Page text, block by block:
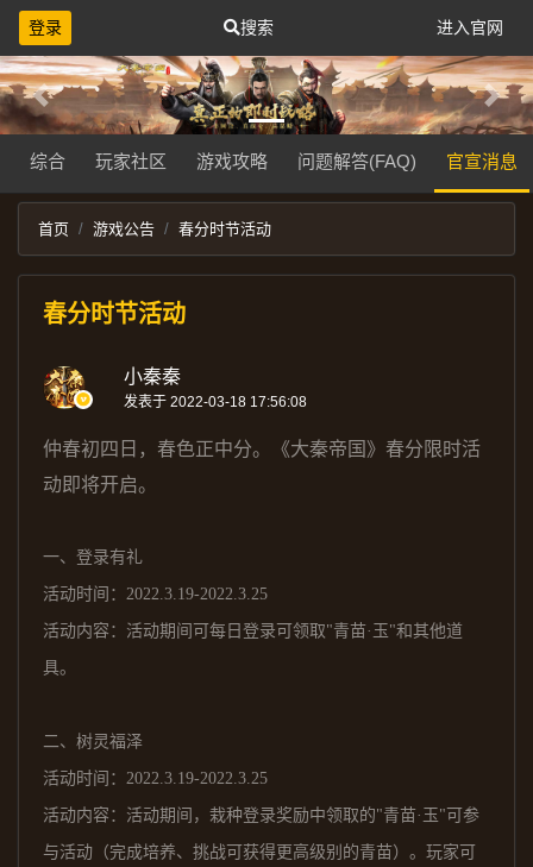
登录 搜索 进入官网
Previous Next
综合 玩家社区 游戏攻略 问题解答(FAQ) 官宣消息
首页 游戏公告 春分时节活动
春分时节活动
小秦秦
发表于 2022-03-18 17:56:08
仲春初四日，春色正中分。《大秦帝国》春分限时活
动即将开启。
一、 登录有礼
活动时间： 2022 .3.19-2022.3.25
活动内容：活动期间可每日登录可领取"青苗·玉"和其他道
具。
二、 树灵福泽
活动时间： 2022 .3.19-2022.3.25
活动内容：活动期间，栽种登录奖励中领取的"青苗·玉"可参
与活动（完成培养、挑战可获得更高级别的青苗）。玩家可